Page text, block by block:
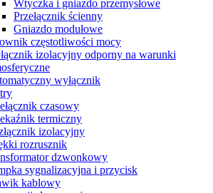
Wtyczka i gniazdo przemysłowe
Przełącznik ścienny
Gniazdo modułowe
częstotliwości mocy
izolacyjny odporny na warunki
wyłącznik
czasowy
termiczny
izolacyjny
rozrusznik
dzwonkowy
sygnalizacyjna i przycisk
kablowy